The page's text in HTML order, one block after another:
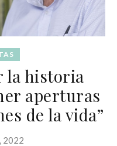
la historia
aperturas
de la vida”
2022